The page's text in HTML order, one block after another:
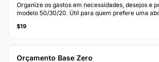
Organize os gastos em necessidades, desejos e
modelo 50/30/20. Útil para quem prefere uma
$19
Orçamento Base Zero